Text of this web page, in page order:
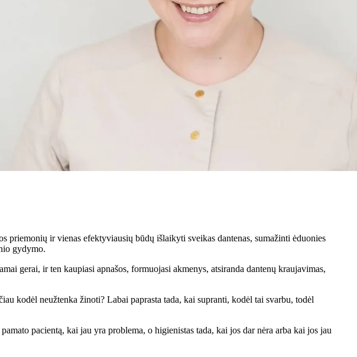
ir vienas efektyviausių būdų išlaikyti sveikas dantenas, sumažinti ėduonies
gydymo.
gerai, ir ten kaupiasi apnašos, formuojasi akmenys, atsiranda dantenų kraujavimas,
kodėl neužtenka žinoti? Labai paprasta tada, kai supranti, kodėl tai svarbu, todėl
pacientą, kai jau yra problema, o higienistas tada, kai jos dar nėra arba kai jos jau